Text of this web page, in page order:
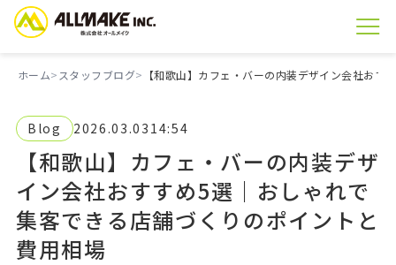
ホーム スタッフブログ 【和歌山】カフェ・バーの内装デザイン会社お
Blog 2026.03.03 14:54
【和歌山】カフェ・バーの内装デザ
イン会社おすすめ5選｜おしゃれで
集客できる店舗づくりのポイントと
費用相場